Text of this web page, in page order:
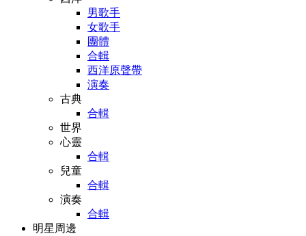
男歌手
女歌手
團體
合輯
西洋原聲帶
演奏
古典
合輯
世界
心靈
合輯
兒童
合輯
演奏
合輯
明星周邊